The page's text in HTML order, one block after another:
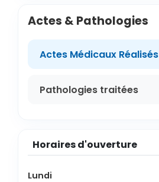
Actes & Pathologies
Actes Médicaux Réalisés
Pathologies traitées
Horaires d'ouverture
Lundi